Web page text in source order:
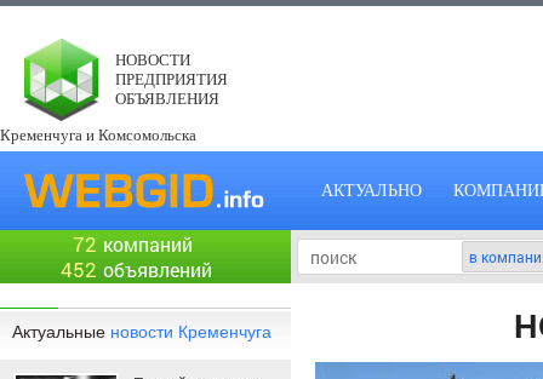
НОВОСТИ
ПРЕДПРИЯТИЯ
ОБЪЯВЛЕНИЯ
Кременчуга и Комсомольска
АКТУАЛЬНО
72 компаний
452 объявлений
Актуальные новости Кременчуга